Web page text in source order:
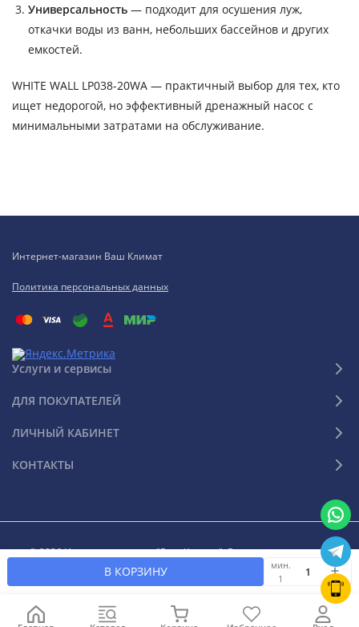
В КОРЗИНУ
мин.
1
Универсальность — подходит для осушения луж,
откачки воды из ванн, небольших бассейнов и других
емкостей.
WHITE WALL LP038-20WA — практичный выбор для тех, кто
ищет недорогой, но эффективный дренажный насос с
минимальными затратами на обслуживание.
Интернет-магазин Ваш Климат
Политика персональных данных
Услуги и сервисы
ДЛЯ ПОКУПАТЕЛЕЙ
ЛИЧНЫЙ КАБИНЕТ
КОНТАКТЫ
© 2026 Интернет-магазин "Ваш Климат". Все права защищены